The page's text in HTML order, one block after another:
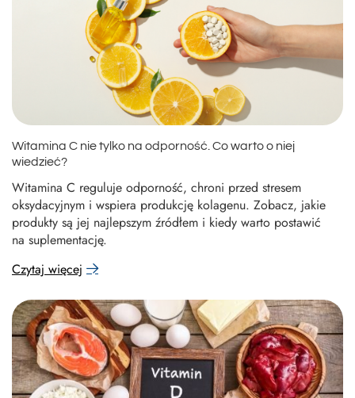
Witamina C nie tylko na odporność. Co warto o niej
wiedzieć?
Witamina C reguluje odporność, chroni przed stresem
oksydacyjnym i wspiera produkcję kolagenu. Zobacz, jakie
produkty są jej najlepszym źródłem i kiedy warto postawić
na suplementację.
Czytaj więcej